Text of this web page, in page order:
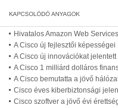
Hivatalos Amazon Web
A Cisco új fejlesztői képességei
A Cisco új innovációkat jelentett
A Cisco 1 milliárd dolláros
A Cisco bemutatta a jövő
Cisco éves kiberbiztonsági
Cisco szoftver a jövő évi